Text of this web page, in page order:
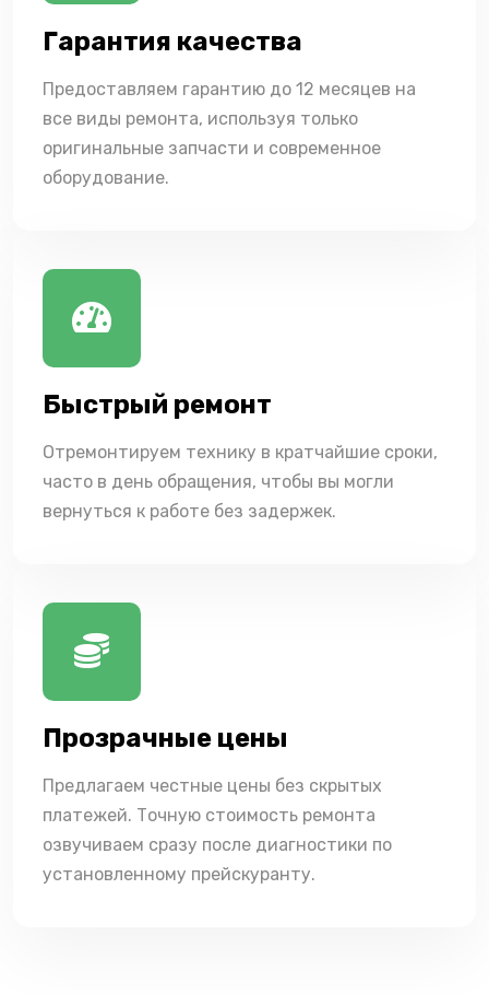
Гарантия качества
Предоставляем гарантию до 12 месяцев на
все виды ремонта, используя только
оригинальные запчасти и современное
оборудование.
Быстрый ремонт
Отремонтируем технику в кратчайшие сроки,
часто в день обращения, чтобы вы могли
вернуться к работе без задержек.
Прозрачные цены
Предлагаем честные цены без скрытых
платежей. Точную стоимость ремонта
озвучиваем сразу после диагностики по
установленному прейскуранту.